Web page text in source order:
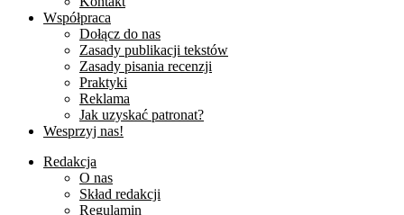
Współpraca
Dołącz do nas
Zasady publikacji tekstów
Zasady pisania recenzji
Praktyki
Reklama
Jak uzyskać patronat?
Wesprzyj nas!
Redakcja
O nas
Skład redakcji
Regulamin